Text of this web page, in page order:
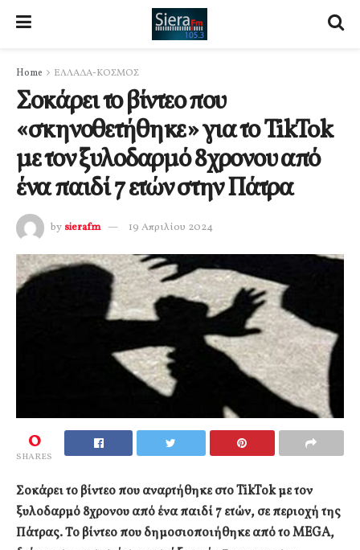
Home ΕΛΛΑΔΑ-ΚΟΣΜΟΣ
Σοκάρει το βίντεο που
«σκηνοθετήθηκε» για το TikTok
με τον ξυλοδαρμό 8χρονου από
ένα παιδί 7 ετών στην Πάτρα
by sierafm 19 Απριλίου 2024
0
SHARES
Σοκάρει το βίντεο που αναρτήθηκε στο TikTok με τον
ξυλοδαρμό 8χρονου από ένα παιδί 7 ετών, σε περιοχή της
Πάτρας. Το βίντεο που δημοσιοποιήθηκε από το MEGA,